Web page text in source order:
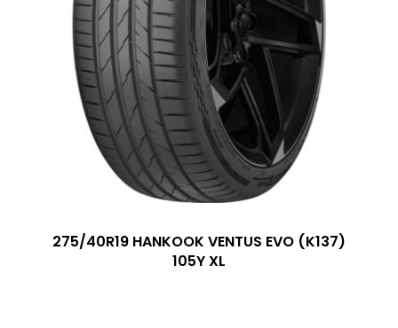
275/40R19 HANKOOK VENTUS EVO (K137)
105Y XL